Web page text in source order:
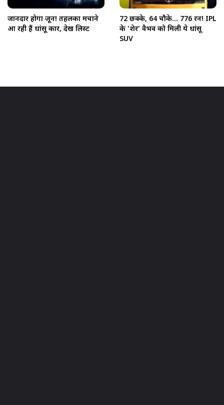
जानदार होगा जून! तहलका मचाने
आ रही हैं धांसू कारें, देखें लिस्ट
72 छक्के, 64 चौके... 776 रन! IPL
के 'शेर' वैभव को मिली ये धांसू
SUV